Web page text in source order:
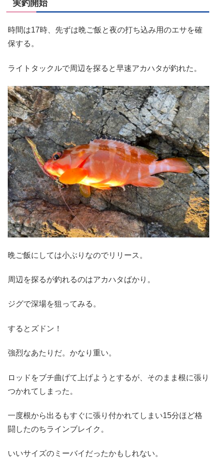
実釣開始
時間は17時、先ずは晩ご飯と夜の打ち込み用のエサを確
保する。
ライトタックルで周辺を探ると早速アカハタが釣れた。
晩ご飯にしては小ぶりなのでリリース。
周辺を探るが釣れるのはアカハタばかり。
ジグで深場を狙ってみる。
するとズドン！
強烈なあたりだ。かなり重い。
ロッドをブチ曲げて上げようとするが、そのまま根に張り
つかれてしまった。
一度根から出るもすぐに張り付かれてしまい15分ほど格
闘したのちラインブレイク。
いいサイズのミーバイだったかもしれない。